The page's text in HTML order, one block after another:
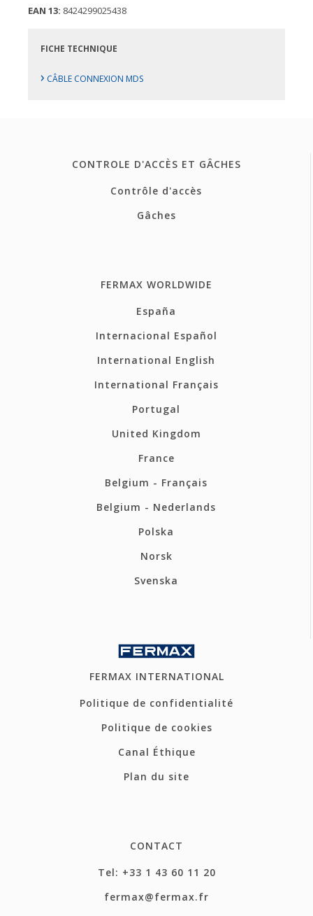
EAN 13: 8424299025438
FICHE TECHNIQUE
› CÂBLE CONNEXION MDS
CONTROLE D'ACCÈS ET GÂCHES
Contrôle d'accès
Gâches
FERMAX WORLDWIDE
España
Internacional Español
International English
International Français
Portugal
United Kingdom
France
Belgium - Français
Belgium - Nederlands
Polska
Norsk
Svenska
FERMAX INTERNATIONAL
Politique de confidentialité
Politique de cookies
Canal Éthique
Plan du site
CONTACT
Tel: +33 1 43 60 11 20
fermax@fermax.fr